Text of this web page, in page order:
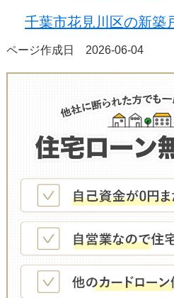
千葉市花見川区の新築
ページ作成日 2026-06-04